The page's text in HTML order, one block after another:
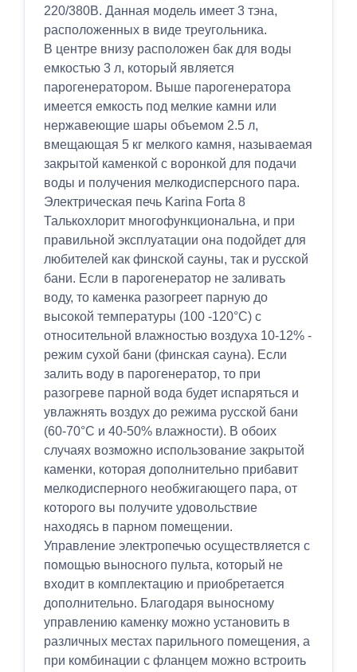
220/380В. Данная модель имеет 3 тэна,
расположенных в виде треугольника.
В центре внизу расположен бак для воды
емкостью 3 л, который является
парогенератором. Выше парогенератора
имеется емкость под мелкие камни или
нержавеющие шары объемом 2.5 л,
вмещающая 5 кг мелкого камня, называемая
закрытой каменкой с воронкой для подачи
воды и получения мелкодисперсного пара.
Электрическая печь Karina Forta 8
Талькохлорит многофункциональна, и при
правильной эксплуатации она подойдет для
любителей как финской сауны, так и русской
бани. Если в парогенератор не заливать
воду, то каменка разогреет парную до
высокой температуры (100 -120°C) с
относительной влажностью воздуха 10-12% -
режим сухой бани (финская сауна). Если
залить воду в парогенератор, то при
разогреве парной вода будет испаряться и
увлажнять воздух до режима русской бани
(60-70°C и 40-50% влажности). В обоих
случаях возможно использование закрытой
каменки, которая дополнительно прибавит
мелкодисперного необжигающего пара, от
которого вы получите удовольствие
находясь в парном помещении.
Управление электропечью осуществляется с
помощью выносного пульта, который не
входит в комплектацию и приобретается
дополнительно. Благодаря выносному
управлению каменку можно установить в
различных местах парильного помещения, а
при комбинации с фланцем можно встроить